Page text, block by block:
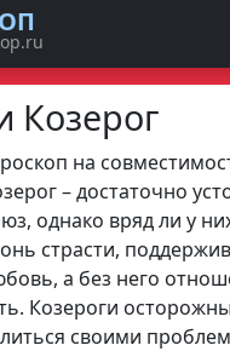
Козерог
на
– достаточно
однако вряд ли у
страсти,
а без него
Козероги
своими